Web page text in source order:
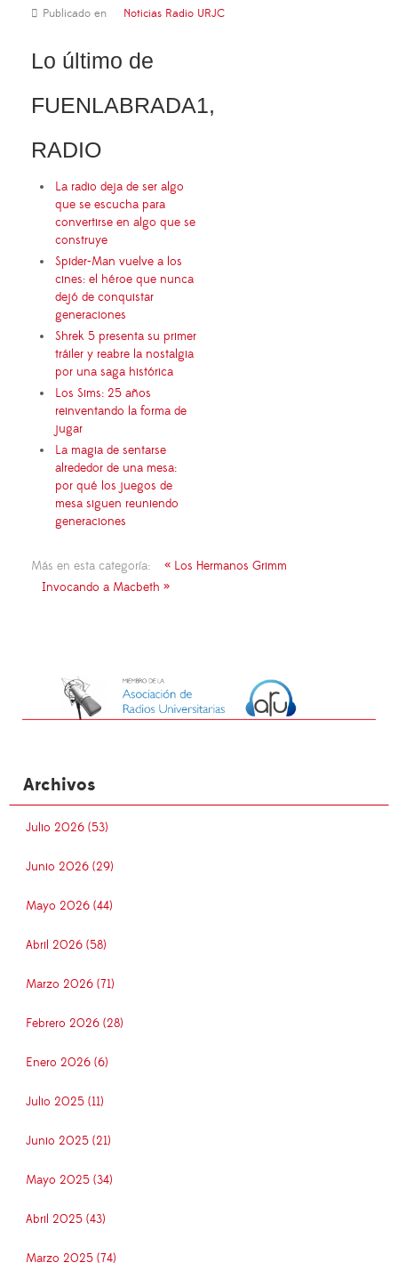
Publicado en Noticias Radio URJC
Lo último de
FUENLABRADA1,
RADIO
La radio deja de ser algo
que se escucha para
convertirse en algo que se
construye
Spider-Man vuelve a los
cines: el héroe que nunca
dejó de conquistar
generaciones
Shrek 5 presenta su primer
tráiler y reabre la nostalgia
por una saga histórica
Los Sims: 25 años
reinventando la forma de
jugar
La magia de sentarse
alrededor de una mesa:
por qué los juegos de
mesa siguen reuniendo
generaciones
Más en esta categoría:
« Los Hermanos Grimm
Invocando a Macbeth »
Archivos
Julio 2026 (53)
Junio 2026 (29)
Mayo 2026 (44)
Abril 2026 (58)
Marzo 2026 (71)
Febrero 2026 (28)
Enero 2026 (6)
Julio 2025 (11)
Junio 2025 (21)
Mayo 2025 (34)
Abril 2025 (43)
Marzo 2025 (74)